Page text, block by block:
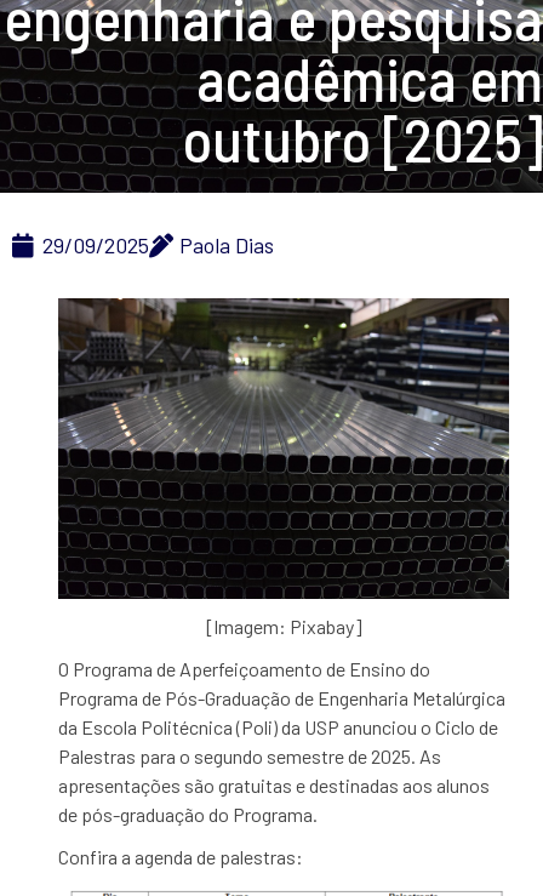
engenharia e pesquisa
acadêmica em
outubro [2025]
29/09/2025 Paola Dias
[Imagem: Pixabay]
O Programa de Aperfeiçoamento de Ensino do
Programa de Pós-Graduação de Engenharia Metalúrgica
da Escola Politécnica (Poli) da USP anunciou o Ciclo de
Palestras para o segundo semestre de 2025. As
apresentações são gratuitas e destinadas aos alunos
de pós-graduação do Programa.
Confira a agenda de palestras: